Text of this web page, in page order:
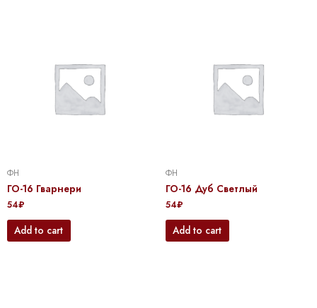
ФН
ГО-16 Гварнери
54₽
Add to cart
ФН
ГО-16 Дуб Светлый
54₽
Add to cart